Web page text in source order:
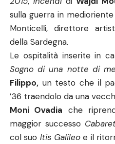
sulla guerra in
Monticelli, direttore
della Sardegna.
Le ospitalità inserite in
Sogno di una notte di
Filippo, un testo che il
’36 traendolo da una
Moni Ovadia che
maggior successo
col suo Itis Galileoe il